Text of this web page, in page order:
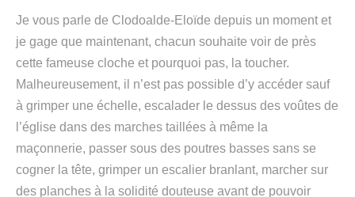
Je vous parle de Clodoalde-Eloïde depuis un moment et
je gage que maintenant, chacun souhaite voir de près
cette fameuse cloche et pourquoi pas, la toucher.
Malheureusement, il n’est pas possible d’y accéder sauf
à grimper une échelle, escalader le dessus des voûtes de
l’église dans des marches taillées à même la
maçonnerie, passer sous des poutres basses sans se
cogner la tête, grimper un escalier branlant, marcher sur
des planches à la solidité douteuse avant de pouvoir